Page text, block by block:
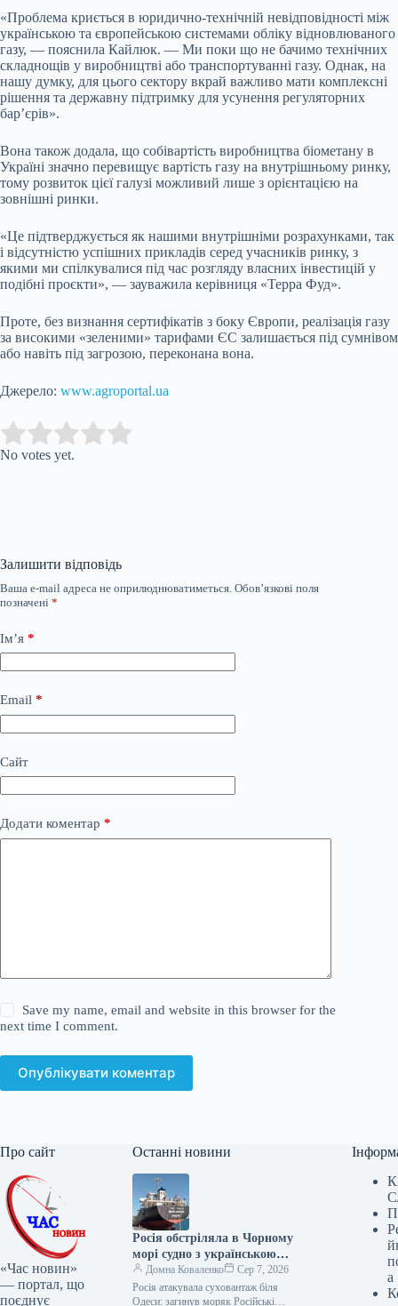
«Проблема криється в юридично-технічній невідповідності між
українською та європейською системами обліку відновлюваного
газу, — пояснила Кайлюк. — Ми поки що не бачимо технічних
складнощів у виробництві або транспортуванні газу. Однак, на
нашу думку, для цього сектору вкрай важливо мати комплексні
рішення та державну підтримку для усунення регуляторних
бар’єрів».
Вона також додала, що собівартість виробництва біометану в
Україні значно перевищує вартість газу на внутрішньому ринку,
тому розвиток цієї галузі можливий лише з орієнтацією на
зовнішні ринки.
«Це підтверджується як нашими внутрішніми розрахунками, так
і відсутністю успішних прикладів серед учасників ринку, з
якими ми спілкувалися під час розгляду власних інвестицій у
подібні проєкти», — зауважила керівниця «Терра Фуд».
Проте, без визнання сертифікатів з боку Європи, реалізація газу
за високими «зеленими» тарифами ЄС залишається під сумнівом
або навіть під загрозою, переконана вона.
Джерело: www.agroportal.ua
Rate this item:
No votes yet.
Залишити відповідь
Ваша e-mail адреса не оприлюднюватиметься. Обов’язкові поля
позначені *
Ім’я *
Email *
Сайт
Додати коментар *
Save my name, email and website in this browser for the
next time I comment.
Опублікувати коментар
Про сайт
«Час новин»
— портал, що
поєднує
Останні новини
Росія обстріляла в Чорному
морі судно з українською
пшеницею, загинув моряк
Домна Коваленко
Сер 7, 2026
Росія атакувала суховантаж біля
Одеси: загинув моряк Російські
а